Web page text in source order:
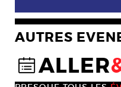
AUTRES
@ALLER